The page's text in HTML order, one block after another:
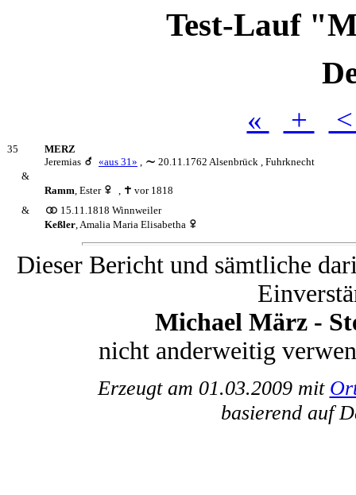
Test-Lauf
« +
35
MERZ
Jeremias
«aus 31» , 20.11.1762 Alsenbrück , Fuhrknecht
&
Ramm, Ester ,
vor 1818
&
15.11.1818 Winnweiler
Keßler,Amalia Maria Elisabetha
Dieser Bericht und sämtliche
Michael März -
nicht anderweitig
Erzeugt am 01.03.2009 mit
basierend auf